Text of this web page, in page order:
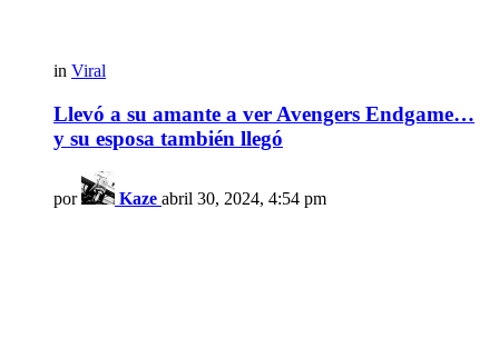
in Viral
Llevó a su amante a ver Avengers Endgame…
y su esposa también llegó
por Kaze abril 30, 2024, 4:54 pm